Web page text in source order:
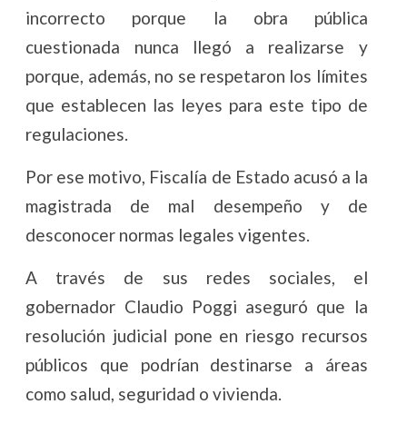
incorrecto porque la obra pública
cuestionada nunca llegó a realizarse y
porque, además, no se respetaron los límites
que establecen las leyes para este tipo de
regulaciones.
Por ese motivo, Fiscalía de Estado acusó a la
magistrada de mal desempeño y de
desconocer normas legales vigentes.
A través de sus redes sociales, el
gobernador Claudio Poggi aseguró que la
resolución judicial pone en riesgo recursos
públicos que podrían destinarse a áreas
como salud, seguridad o vivienda.